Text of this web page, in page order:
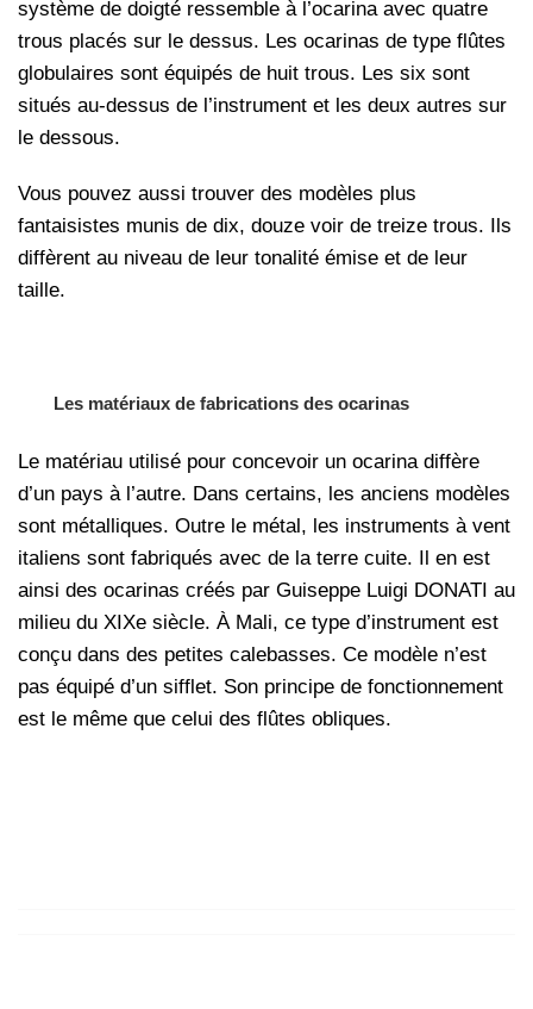
système de doigté ressemble à l’ocarina avec quatre
trous placés sur le dessus. Les ocarinas de type flûtes
globulaires sont équipés de huit trous. Les six sont
situés au-dessus de l’instrument et les deux autres sur
le dessous.
Vous pouvez aussi trouver des modèles plus
fantaisistes munis de dix, douze voir de treize trous. Ils
diffèrent au niveau de leur tonalité émise et de leur
taille.
Les matériaux de fabrications des ocarinas
Le matériau utilisé pour concevoir un ocarina diffère
d’un pays à l’autre. Dans certains, les anciens modèles
sont métalliques. Outre le métal, les instruments à vent
italiens sont fabriqués avec de la terre cuite. Il en est
ainsi des ocarinas créés par Guiseppe Luigi DONATI au
milieu du XIXe siècle. À Mali, ce type d’instrument est
conçu dans des petites calebasses. Ce modèle n’est
pas équipé d’un sifflet. Son principe de fonctionnement
est le même que celui des flûtes obliques.